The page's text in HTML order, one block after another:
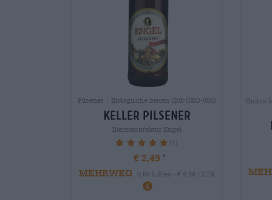
Pilsener | Biologische bieren (DE-ÖKO-006)
keller Pilsener
Biermanufaktur Engel
100% (1)
€ 2,49
MEHRWEG
0,50 L Fles - € 4,98 / LTR
Duitse